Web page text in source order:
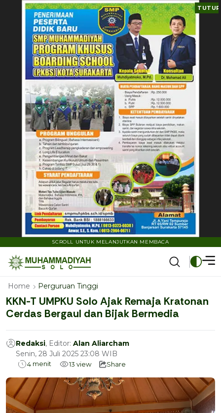
TUTUP
SCROLL UNTUK MELANJUTKAN MEMBACA
Home Perguruan Tinggi
KKN-T UMPKU Solo Ajak Remaja Kratonan
Cerdas Bergaul dan Bijak Bermedia
Redaksi, Editor: Alan Aliarcham
Senin, 28 Juli 2025 23:08 WIB
4 menit 13 view Share